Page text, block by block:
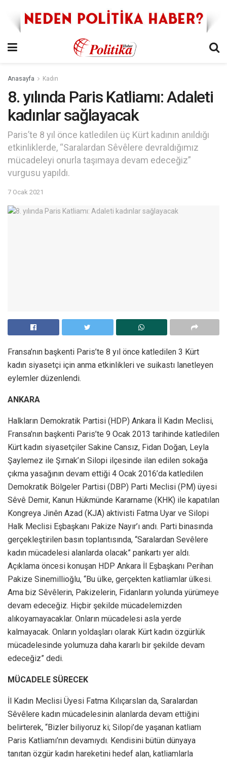
Anasayfa Kadın
8. yılında Paris Katliamı: Adaleti
kadınlar sağlayacak
Paris’te 8 yıl önce katledilen üç Kürt kadının anıldığı
etkinliklerde, “Saralardan Sêvêlere devraldığımız
mücadeleyi onurla taşımaya devam edeceğiz”
vurgusu yapıldı.
7 Ocak 2021
Fransa’nın başkenti Paris’te 8 yıl önce katledilen 3 Kürt
kadın siyasetçi için anma etkinlikleri ve suikastı lanetleyen
eylemler düzenlendi.
ANKARA
Halkların Demokratik Partisi (HDP) Ankara İl Kadın Meclisi,
Fransa’nın başkenti Paris’te 9 Ocak 2013 tarihinde katledilen
Kürt kadın siyasetçiler Sakine Cansız, Fidan Doğan, Leyla
Şaylemez ile Şırnak’ın Silopi ilçesinde ilan edilen sokağa
çıkma yasağının devam ettiği 4 Ocak 2016’da katledilen
Demokratik Bölgeler Partisi (DBP) Parti Meclisi (PM) üyesi
Sêvê Demir, Kanun Hükmünde Kararname (KHK) ile kapatılan
Kongreya Jinên Azad (KJA) aktivisti Fatma Uyar ve Silopi
Halk Meclisi Eşbaşkanı Pakize Nayır’ı andı. Parti binasında
gerçekleştirilen basın toplantısında, “Saralardan Sevêlere
kadın mücadelesi alanlarda olacak” pankartı yer aldı.
Açıklama öncesi konuşan HDP Ankara İl Eşbaşkanı Perihan
Pakize Sinemillioğlu, “Bu ülke, gerçekten katliamlar ülkesi.
Ama biz Sêvêlerin, Pakizelerin, Fidanların yolunda yürümeye
devam edeceğiz. Hiçbir şekilde mücadelemizden
alıkoyamayacaklar. Onların mücadelesi asla yerde
kalmayacak. Onların yoldaşları olarak Kürt kadın özgürlük
mücadelesinde yolumuza daha kararlı bir şekilde devam
edeceğiz” dedi.
MÜCADELE SÜRECEK
İl Kadın Meclisi Üyesi Fatma Kılıçarslan da, Saralardan
Sêvêlere kadın mücadelesinin alanlarda devam ettiğini
belirterek, “Bizler biliyoruz ki; Silopi’de yaşanan katliam
Paris Katliamı’nın devamıydı. Kendisini bütün dünyaya
tanıtan özgür kadın hareketini hedef alan, katliamlarla